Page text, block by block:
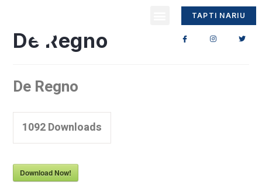
TAPTI NARIU
De Regno
De Regno
1092Downloads
Download Now!